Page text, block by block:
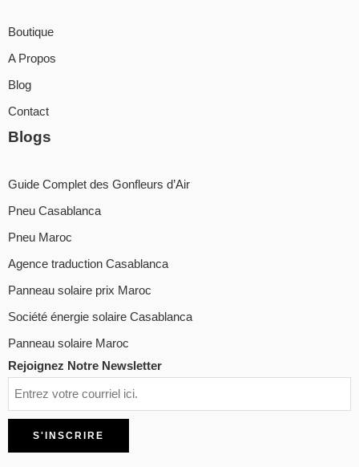
Boutique
A Propos
Blog
Contact
Blogs
Guide Complet des Gonfleurs d’Air
Pneu Casablanca
Pneu Maroc
Agence traduction Casablanca
Panneau solaire prix Maroc
Société énergie solaire Casablanca
Panneau solaire Maroc
Rejoignez Notre Newsletter